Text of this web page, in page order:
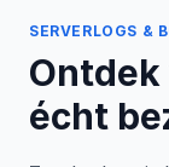
SERVERLOGS &
écht